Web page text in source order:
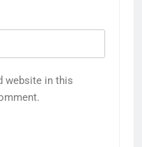
website in this